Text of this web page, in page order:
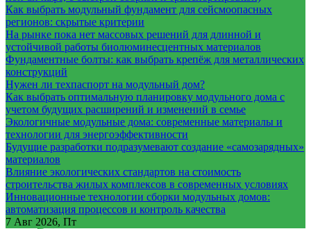
Как выбрать модульный фундамент для сейсмоопасных
регионов: скрытые критерии
На рынке пока нет массовых решений для длинной и
устойчивой работы биолюминесцентных материалов
Фундаментные болты: как выбрать крепёж для металлических
конструкций
Нужен ли техпаспорт на модульный дом?
Как выбрать оптимальную планировку модульного дома с
учетом будущих расширений и изменений в семье
Экологичные модульные дома: современные материалы и
технологии для энергоэффективности
Будущие разработки подразумевают создание «самозарядных»
материалов
Влияние экологических стандартов на стоимость
строительства жилых комплексов в современных условиях
Инновационные технологии сборки модульных домов:
автоматизация процессов и контроль качества
7 Авг 2026, Пт